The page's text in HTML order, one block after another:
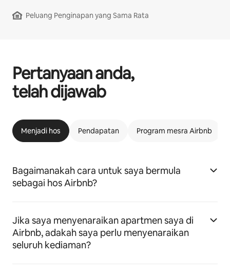
Peluang Penginapan yang Sama Rata
Pertanyaan anda,
telah dijawab
Menjadi hos Pendapatan Program mesra Airbnb
Bagaimanakah cara untuk saya bermula
sebagai hos Airbnb?
Jika saya menyenaraikan apartmen saya di
Airbnb, adakah saya perlu menyenaraikan
seluruh kediaman?